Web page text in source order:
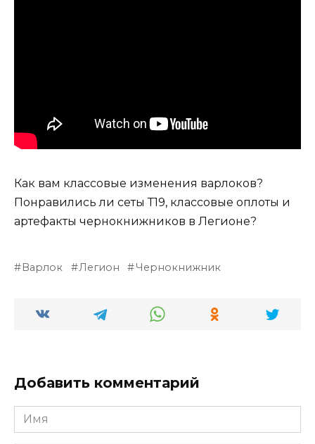
Как вам классовые изменения варлоков?
Понравились ли сеты Т19, классовые оплоты и
артефакты чернокнижников в Легионе?
Варлок Легион Чернокнижник
Добавить комментарий
Имя
*